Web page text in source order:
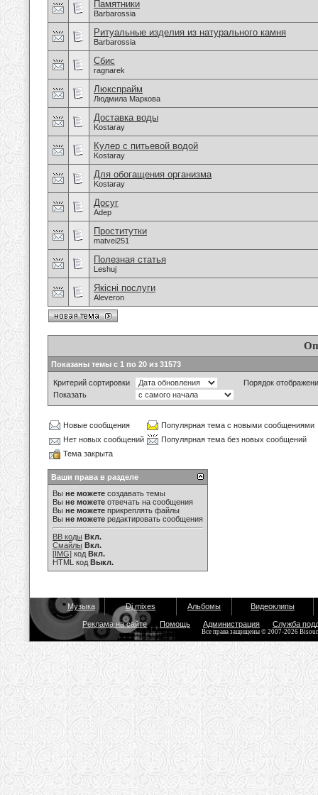
Памятники
Barbarossia
Ритуальные изделия из натурального камня
Barbarossia
Сбис
ragnarek
Люкспрайм
Людмила Маркова
Доставка воды
Kostaray
Кулер с питьевой водой
Kostaray
Для обогащения организма
Kostaray
Досуг
Adep
Проститутки
matvei251
Полезная статья
Leshuj
Якісні послуги
Aleveron
Показаны темы с 1 по 20 из 31573
Критерий сортировки
Порядок
Показать
Новые сообщения
Популярная тема с новыми сообщениями
Нет новых сообщений
Популярная тема без новых сообщений
Тема закрыта
Ваши права в разделе
Вы не можете создавать темы
Вы не можете отвечать на сообщения
Вы не можете прикреплять файлы
Вы не можете редактировать сообщения
BB коды Вкл.
Смайлы Вкл.
[IMG] код Вкл.
HTML код Выкл.
Музыка Dj mixes Альбомы Видеоклипы
Реклама на сайте Помощь Администрация Служба
Все права защищены © 2007-2026